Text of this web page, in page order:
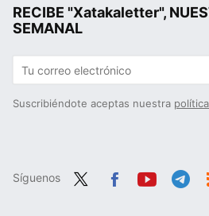
RECIBE "Xatakaletter",
SEMANAL
Suscribiéndote aceptas nuestra
Síguenos